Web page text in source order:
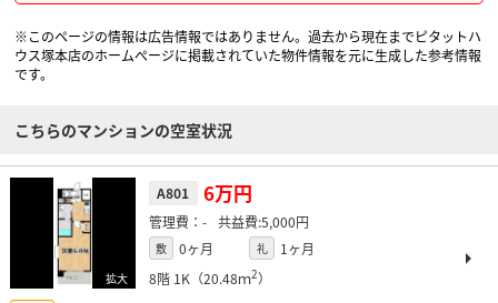
※このページの情報は広告情報ではありません。過去から現在までピタットハ
ウス塚本店のホームぺージに掲載されていた物件情報を元に生成した参考情報
です。
こちらのマンションの空室状況
A801 6万円
- 5,000円
敷 0ヶ月 礼
1ヶ月
8階 1K（20.48ｍ2）